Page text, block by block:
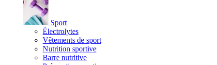
Sport
Électrolytes
Vêtements de sport
Nutrition sportive
Barre nutritive